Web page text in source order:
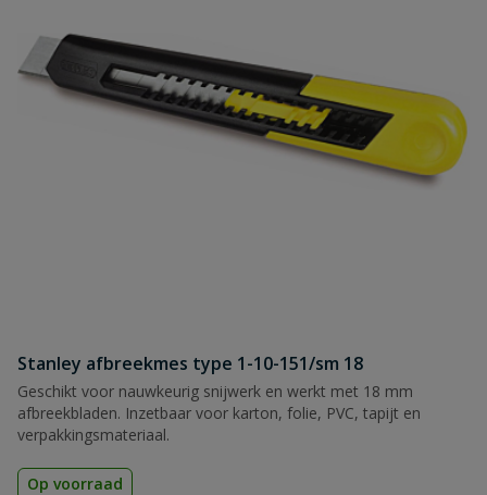
Stanley afbreekmes type 1-10-151/sm 18
Geschikt voor nauwkeurig snijwerk en werkt met 18 mm
afbreekbladen. Inzetbaar voor karton, folie, PVC, tapijt en
verpakkingsmateriaal.
Op voorraad